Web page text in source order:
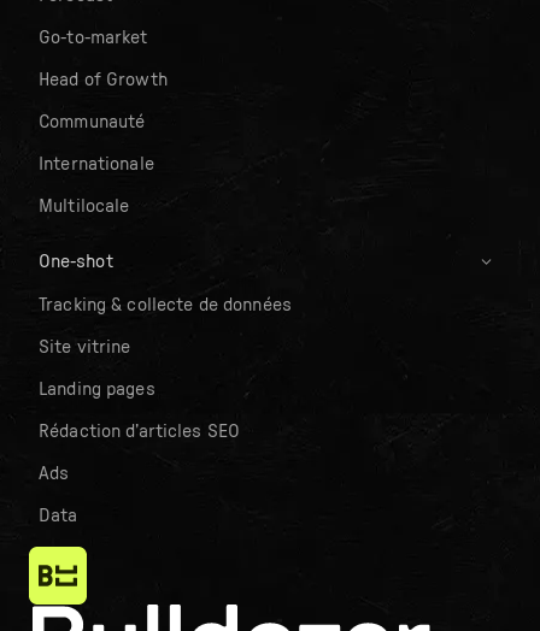
Go-to-market
Head of Growth
Communauté
Internationale
Multilocale
One-shot
Tracking & collecte de données
Site vitrine
Landing pages
Rédaction d’articles SEO
Ads
Data